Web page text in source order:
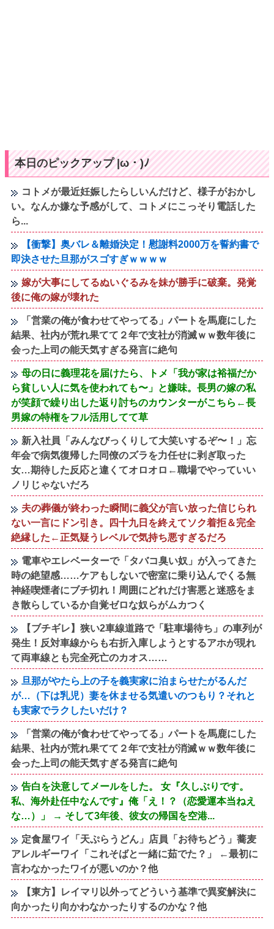
本日のピックアップ |ω・)ﾉ
コトメが最近妊娠したらしいんだけど、様子がおかし
い。なんか嫌な予感がして、コトメにこっそり電話した
ら...
【衝撃】奥バレ＆離婚決定！慰謝料2000万を誓約書で
即決させた旦那がスゴすぎｗｗｗｗ
嫁が大事にしてるぬいぐるみを妹が勝手に破棄。発覚
後に俺の嫁が壊れた
「営業の俺が食わせてやってる」パートを馬鹿にした
結果、社内が荒れ果てて２年で支社が消滅ｗｗ数年後に
会った上司の能天気すぎる発言に絶句
母の日に義理花を届けたら、トメ「我が家は裕福だか
ら貧しい人に気を使われても〜」と嫌味。長男の嫁の私
が笑顔で繰り出した返り討ちのカウンターがこちら←長
男嫁の特権をフル活用してて草
新入社員「みんなびっくりして大笑いするぞ〜！」忘
年会で病気復帰した同僚のズラを力任せに剥ぎ取った
女…期待した反応と違くてオロオロ←職場でやっていい
ノリじゃないだろ
夫の葬儀が終わった瞬間に義父が言い放った信じられ
ない一言にドン引き。四十九日を終えてソク着拒＆完全
絶縁した←正気疑うレベルで気持ち悪すぎるだろ
電車やエレベーターで「タバコ臭い奴」が入ってきた
時の絶望感……ケアもしないで密室に乗り込んでくる無
神経喫煙者にブチ切れ！周囲にどれだけ害悪と迷惑をま
き散らしているか自覚ゼロな奴らがムカつく
【ブチギレ】狭い2車線道路で「駐車場待ち」の車列が
発生！反対車線からも右折入庫しようとするアホが現れ
て両車線とも完全死亡のカオス……
旦那がやたら上の子を義実家に泊まらせたがるんだ
が…（下は乳児）妻を休ませる気遣いのつもり？それと
も実家でラクしたいだけ？
「営業の俺が食わせてやってる」パートを馬鹿にした
結果、社内が荒れ果てて２年で支社が消滅ｗｗ数年後に
会った上司の能天気すぎる発言に絶句
告白を決意してメールをした。 女『久しぶりです。
私、海外赴任中なんです』俺「え！？（恋愛運本当ねえ
な…）」 → そして3年後、彼女の帰国を空港...
定食屋ワイ「天ぷらうどん」店員「お待ちどう」蕎麦
アレルギーワイ「これそばと一緒に茹でた？」 ←最初に
言わなかったワイが悪いのか？他
【東方】レイマリ以外ってどういう基準で異変解決に
向かったり向かわなかったりするのかな？他